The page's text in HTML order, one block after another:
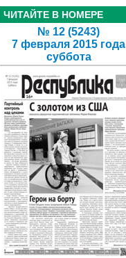
ЧИТАЙТЕ В НОМЕРЕ
№ 12 (5243)
7 февраля 2015 года
суббота